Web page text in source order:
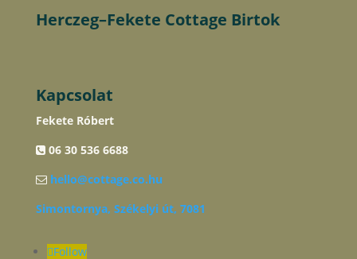
Herczeg–Fekete Cottage Birtok
Kapcsolat
Fekete Róbert
06 30 536 6688
hello@cottage.co.hu
Simontornya, Székelyi út, 7081
Follow